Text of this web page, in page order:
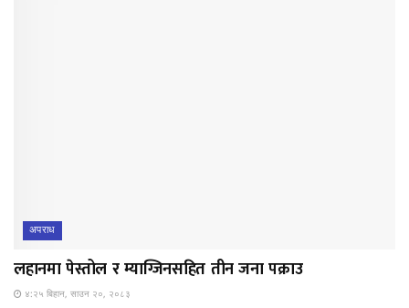
अपराध
लहानमा पेस्तोल र म्याग्जिनसहित तीन जना पक्राउ
४:२५ बिहान, साउन २०, २०८३